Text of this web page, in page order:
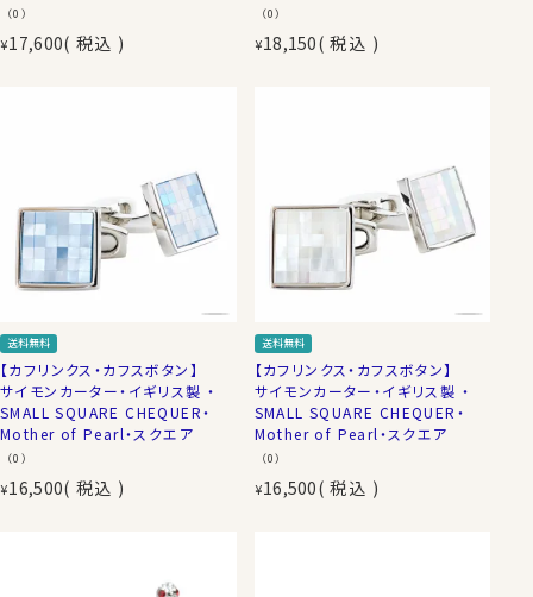
（0）
¥17,600 税込
（0）
¥18,150 税込
送料無料
【カフリンクス・カフスボタン】
サイモンカーター・イギリス製 ・
SMALL SQUARE CHEQUER・
Mother of Pearl・スクエア
（0）
¥16,500 税込
送料無料
【カフリンクス・カフスボタン】
サイモンカーター・イギリス製 ・
SMALL SQUARE CHEQUER・
Mother of Pearl・スクエア
（0）
¥16,500 税込